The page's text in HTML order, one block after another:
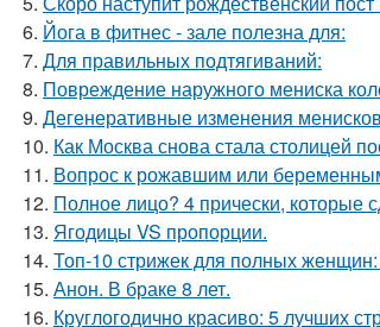
6. Йога в фитнес - зале полезна для:
7. Для правильных подтягиваний:
8. Повреждение наружного мениска
9. Дегенеративные изменения
10. Как Москва снова стала столицей
11. Вопрос к рожавшим или
12. Полное лицо? 4 прически, которые
13. Ягодицы VS пропорции.
14. Топ-10 стрижек для полных
15. Анон. В браке 8 лет.
16. Круглогодично красиво: 5 лучших